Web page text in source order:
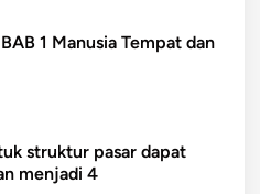
1 Manusia Tempat dan
struktur pasar dapat
menjadi 4